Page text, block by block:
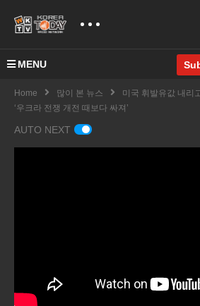
MENU
Home 많이 본 뉴스
미국 휘발유값 내리
‘우크라 전쟁 개전 때보다 싸져’
AUTO NEXT